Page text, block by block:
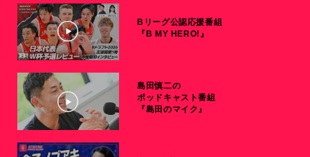
Bリーグ公認応援番組
『B MY HERO!』
島田慎二の
ポッドキャスト番組
『島田のマイク』